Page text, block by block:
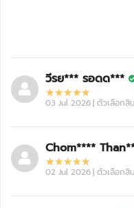
วีรย*** รอดด***
03 Jul 2026| ตัวเลือกสิ
Chom****
02 Jul 2026| ตัวเลือกสิ